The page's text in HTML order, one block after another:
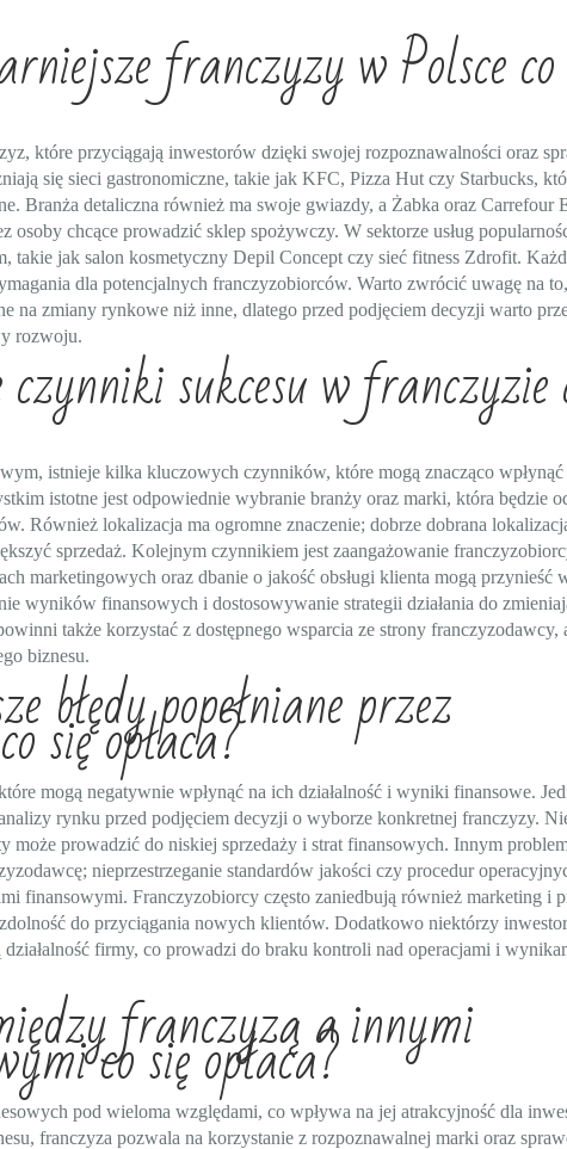
franczyzy w Polsce
które przyciągają inwestorów dzięki swojej rozpoznawalności oraz
się sieci gastronomiczne, takie jak KFC, Pizza Hut czy Starbucks,
Branża detaliczna również ma swoje gwiazdy, a Żabka oraz Carrefour
osoby chcące prowadzić sklep spożywczy. W sektorze usług
takie jak salon kosmetyczny Depil Concept czy sieć fitness Zdrofit.
dla potencjalnych franczyzobiorców. Warto zwrócić uwagę na
na zmiany rynkowe niż inne, dlatego przed podjęciem decyzji warto
rozwoju.
sukcesu w franczyzie
istnieje kilka kluczowych czynników, które mogą znacząco wpłynąć
istotne jest odpowiednie wybranie branży oraz marki, która będzie
Również lokalizacja ma ogromne znaczenie; dobrze dobrana
sprzedaż. Kolejnym czynnikiem jest zaangażowanie
marketingowych oraz dbanie o jakość obsługi klienta mogą przynieść
wyników finansowych i dostosowywanie strategii działania do
także korzystać z dostępnego wsparcia ze strony franczyzodawcy,
biznesu.
błędy popełniane przez
się opłaca?
mogą negatywnie wpłynąć na ich działalność i wyniki finansowe.
rynku przed podjęciem decyzji o wyborze konkretnej franczyzy.
może prowadzić do niskiej sprzedaży i strat finansowych. Innym
nieprzestrzeganie standardów jakości czy procedur
finansowymi. Franczyzobiorcy często zaniedbują również marketing i
do przyciągania nowych klientów. Dodatkowo niektórzy
firmy, co prowadzi do braku kontroli nad operacjami i
franczyzą a innymi
co się opłaca?
pod wieloma względami, co wpływa na jej atrakcyjność dla
franczyza pozwala na korzystanie z rozpoznawalnej marki oraz